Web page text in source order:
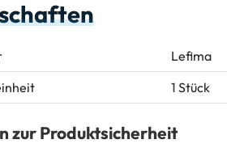
Lefima
1 Stück
zur Produktsicherheit